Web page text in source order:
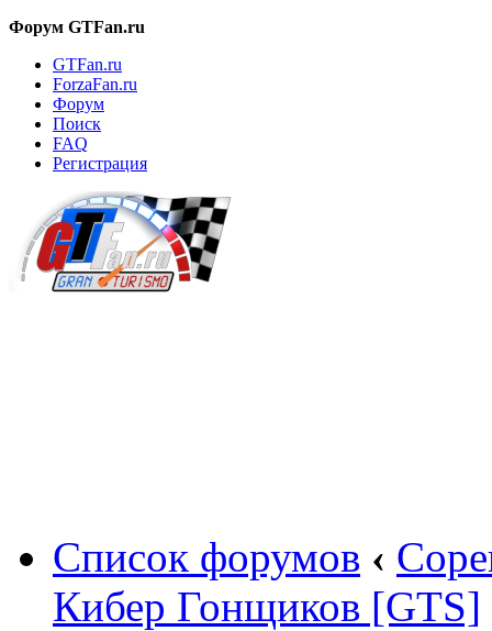
Форум GTFan.ru
GTFan.ru
ForzaFan.ru
Форум
Поиск
FAQ
Регистрация
Список форумов ‹
Кибер Гонщиков [GTS]